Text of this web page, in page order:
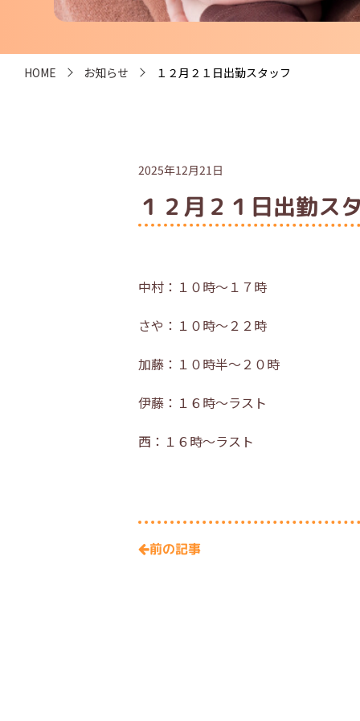
HOME お知らせ １２月２１日出勤スタッフ
2025年12月21日
１２月２１日出勤ス
中村：１０時～１７時
さや：１０時～２２時
加藤：１０時半～２０時
伊藤：１６時～ラスト
西：１６時～ラスト
前の記事